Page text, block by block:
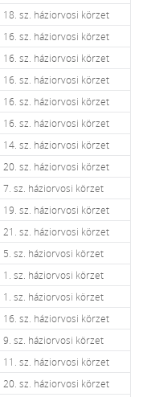
18. sz. háziorvosi körzet
16. sz. háziorvosi körzet
16. sz. háziorvosi körzet
16. sz. háziorvosi körzet
16. sz. háziorvosi körzet
16. sz. háziorvosi körzet
14. sz. háziorvosi körzet
20. sz. háziorvosi körzet
7. sz. háziorvosi körzet
19. sz. háziorvosi körzet
21. sz. háziorvosi körzet
5. sz. háziorvosi körzet
1. sz. háziorvosi körzet
1. sz. háziorvosi körzet
16. sz. háziorvosi körzet
9. sz. háziorvosi körzet
11. sz. háziorvosi körzet
20. sz. háziorvosi körzet